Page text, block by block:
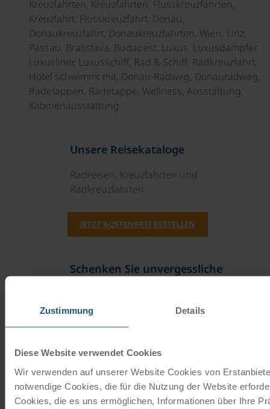
Zustimmung Details
Diese Website verwendet Cookies
Wir verwenden auf unserer Website Cookies von
notwendige Cookies, die für die Nutzung der Website
Cookies, die es uns ermöglichen, Informationen über Ihre
Kreuzfahrten, Kreuzfahrten, Flusskreuzfahrten,
Kreuzfahrt, Flusskreuzfahrt, Donau,
Donaukreuzfahrt, Donaukreuzfahrten, Wien, Linz,
Passau, Bratislava, Budapest, Luxus, Luxusdampfer,
Luxusliner, Luxusschiff, Rad & Schiff, Radkreuzfahrt,
Hotel schwimmt mit, Donau-Radweg, Donauradweg,
Radetappen, Radetappe, Wellness, Ausstattung,
Kabinenausstattung
Unsere Reisekataloge
Radreisen, Kreuzfahrten und
Radkreuzfahrten
JETZT KOSTENFREI BESTELLEN
Schenken Sie unvergessliche
Mit einem Reisegutschein haben Sie
immer das passende Geschenk.
JETZT BESTELLEN
Newsletter abonnieren